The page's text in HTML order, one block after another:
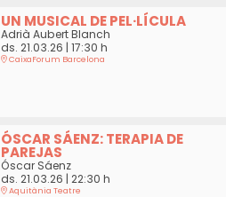
UN MUSICAL DE PEL·LÍCULA
Adrià Aubert Blanch
ds. 21.03.26 | 17:30 h
CaixaForum Barcelona
ÓSCAR SÁENZ: TERAPIA DE
PAREJAS
Óscar Sáenz
ds. 21.03.26 | 22:30 h
Aquitània Teatre